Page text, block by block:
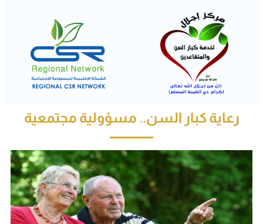
رعاية كبار السن.. مسؤولية مجتمعية